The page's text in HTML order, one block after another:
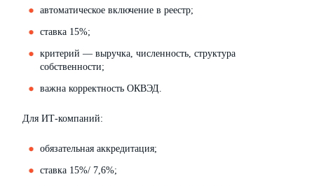
автоматическое включение в реестр;
ставка 15%;
критерий — выручка, численность, структура
собственности;
важна корректность ОКВЭД.
Для ИТ-компаний:
обязательная аккредитация;
ставка 15%/ 7,6%;